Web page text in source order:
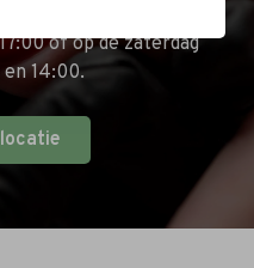
of op de zaterdag
14:00.